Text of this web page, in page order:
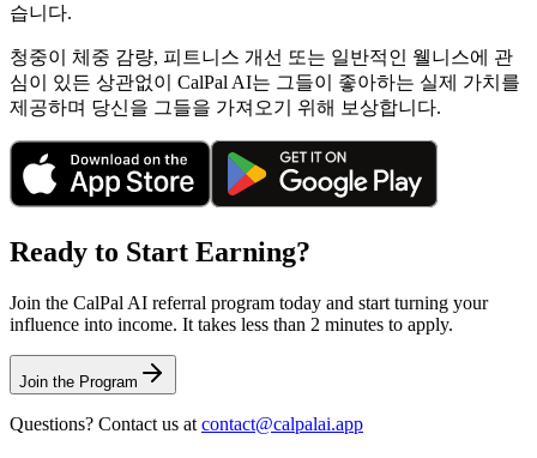
습니다.
청중이 체중 감량, 피트니스 개선 또는 일반적인 웰니스에 관
심이 있든 상관없이 CalPal AI는 그들이 좋아하는 실제 가치를
제공하며 당신을 그들을 가져오기 위해 보상합니다.
Ready to Start Earning?
Join the CalPal AI referral program today and start turning your
influence into income. It takes less than 2 minutes to apply.
Join the Program
Questions? Contact us at contact@calpalai.app